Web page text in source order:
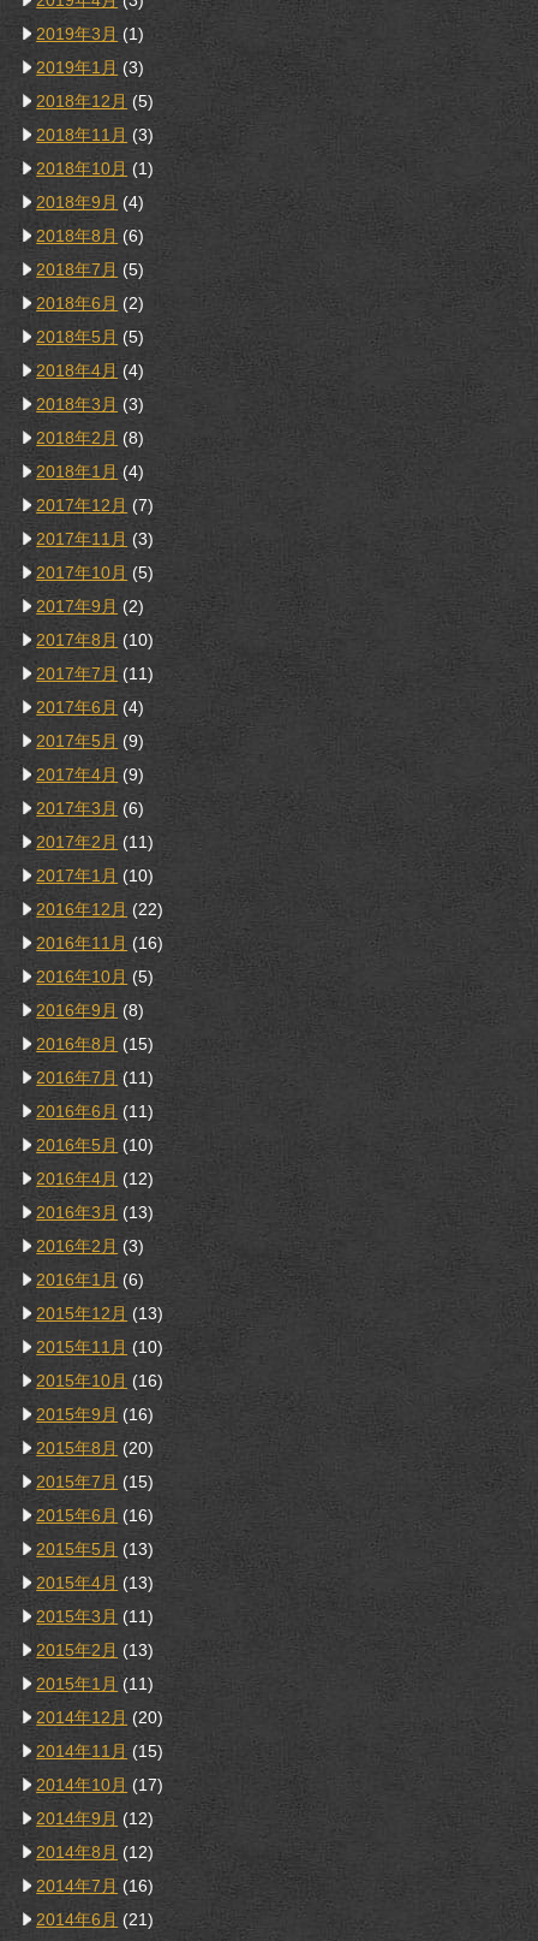
2019年3月 (1)
2019年1月 (3)
2018年12月 (5)
2018年11月 (3)
2018年10月 (1)
2018年9月 (4)
2018年8月 (6)
2018年7月 (5)
2018年6月 (2)
2018年5月 (5)
2018年4月 (4)
2018年3月 (3)
2018年2月 (8)
2018年1月 (4)
2017年12月 (7)
2017年11月 (3)
2017年10月 (5)
2017年9月 (2)
2017年8月 (10)
2017年7月 (11)
2017年6月 (4)
2017年5月 (9)
2017年4月 (9)
2017年3月 (6)
2017年2月 (11)
2017年1月 (10)
2016年12月 (22)
2016年11月 (16)
2016年10月 (5)
2016年9月 (8)
2016年8月 (15)
2016年7月 (11)
2016年6月 (11)
2016年5月 (10)
2016年4月 (12)
2016年3月 (13)
2016年2月 (3)
2016年1月 (6)
2015年12月 (13)
2015年11月 (10)
2015年10月 (16)
2015年9月 (16)
2015年8月 (20)
2015年7月 (15)
2015年6月 (16)
2015年5月 (13)
2015年4月 (13)
2015年3月 (11)
2015年2月 (13)
2015年1月 (11)
2014年12月 (20)
2014年11月 (15)
2014年10月 (17)
2014年9月 (12)
2014年8月 (12)
2014年7月 (16)
2014年6月 (21)